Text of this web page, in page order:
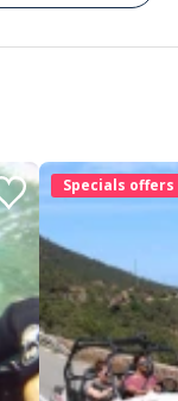
. Personnel
de ses clients
Specials offers